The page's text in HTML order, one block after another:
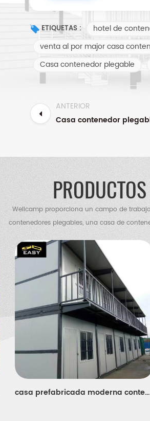
ETIQUETAS : hotel de
venta al por major casa
Casa contenedor plegable
ANTERIOR
Wellcamp proporciona un campo de
contenedores plegables, una casa de
expandible, una villa de contenedores, una villa
de pollos, un baño
casa prefabricada moderna contenedor contenedor panel sándwich plegable